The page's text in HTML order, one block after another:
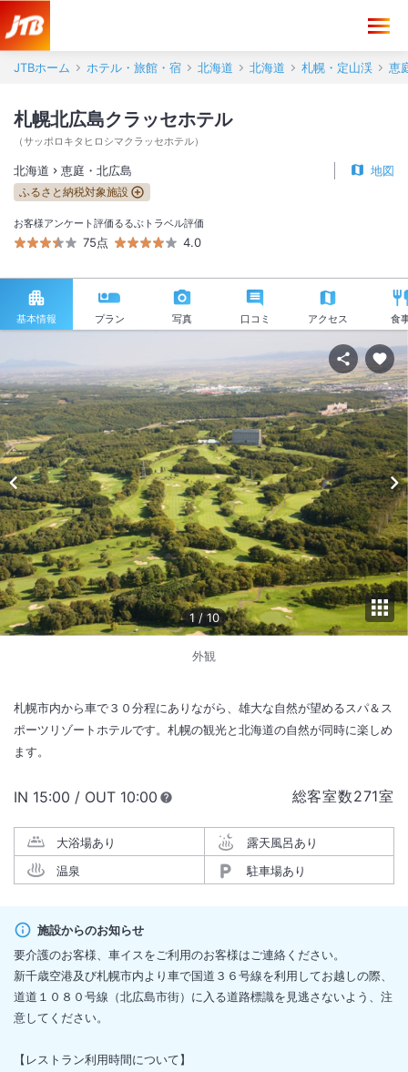
JTBホーム ホテル・旅館・宿 北海道 北海道 札幌・定山渓 恵
札幌北広島クラッセホテル
（サッポロキタヒロシマクラッセホテル）
北海道 恵庭・北広島 地図
ふるさと納税対象施設
お客様アンケート評価
75点
るるぶトラベル評価
4.0
基本情報 プラン 写真 口コミ アクセス 食
1 /10
外観
札幌市内から車で３０分程にありながら、雄大な自然が望めるスパ＆ス
ポーツリゾートホテルです。札幌の観光と北海道の自然が同時に楽しめ
ます。
総客室数271室
IN チェックイン
15:00 / OUT チェックアウト
10:00
大浴場あり
露天風呂あり
温泉
駐車場あり
施設からのお知らせ
要介護のお客様、車イスをご利用のお客様はご連絡ください。
新千歳空港及び札幌市内より車で国道３６号線を利用してお越しの際、
道道１０８０号線（北広島市街）に入る道路標識を見逃さないよう、注
意してください。
【レストラン利用時間について】